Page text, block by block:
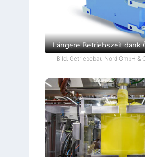
Längere Betriebszeit dank
Bild: Getriebebau Nord GmbH &